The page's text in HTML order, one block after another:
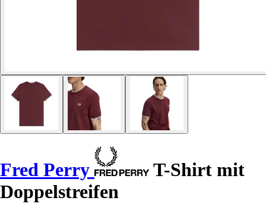
Fred Perry
T-Shirt mit
Doppelstreifen